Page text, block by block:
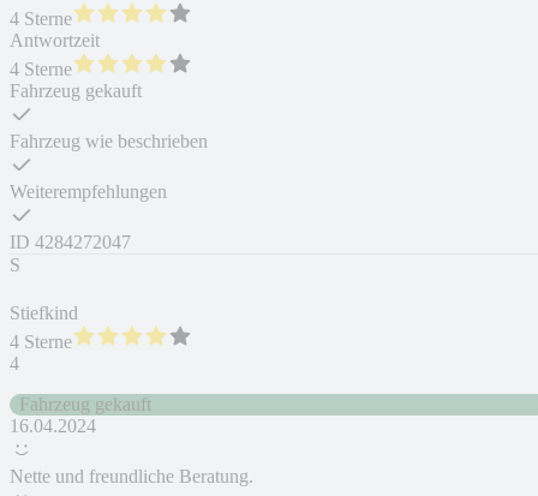
4 Sterne
Antwortzeit
4 Sterne
Fahrzeug gekauft
Fahrzeug wie beschrieben
Weiterempfehlungen
ID 4284272047
S
Stiefkind
4 Sterne
4
Fahrzeug gekauft
16.04.2024
Nette und freundliche Beratung.